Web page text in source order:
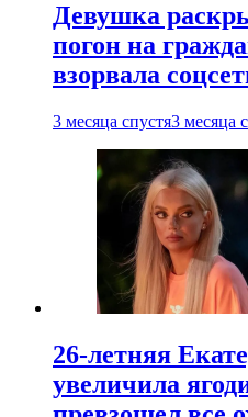
Девушка
погон на
взорвала
3 месяца спустя3 месяца
26-летняя
увеличила